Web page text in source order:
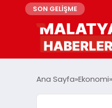
SON GELİŞME
Ana Sayfa Ekonomi